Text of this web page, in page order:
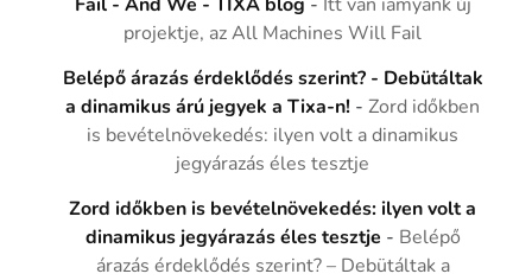
projektje, az All Machines Will Fail
Belépő árazás érdeklődés szerint? - Debütáltak
a dinamikus árú jegyek a Tixa-n! -Zord időkben
is bevételnövekedés: ilyen volt a dinamikus
jegyárazás éles tesztje
Zord időkben is bevételnövekedés: ilyen volt a
dinamikus jegyárazás éles tesztje - Belépő
árazás érdeklődés szerint? – Debütáltak a